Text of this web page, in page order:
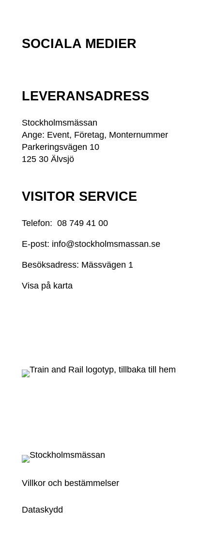
SOCIALA MEDIER
LEVERANSADRESS
Stockholmsmässan
Ange: Event, Företag, Monternummer
Parkeringsvägen 10
125 30 Älvsjö
VISITOR SERVICE
Telefon: 08 749 41 00
E-post: info@stockholmsmassan.se
Besöksadress: Mässvägen 1
Visa på karta
Villkor och bestämmelser
Dataskydd